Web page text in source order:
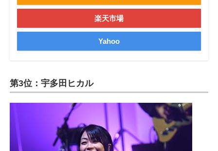
楽天市場
Yahoo
第3位：宇多田ヒカル